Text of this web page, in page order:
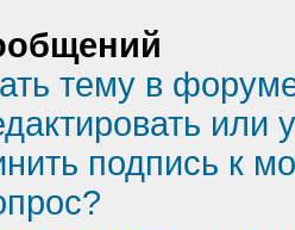
тему в
или
подпись к